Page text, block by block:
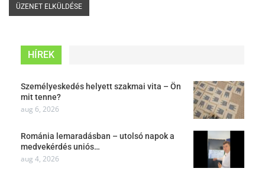
HÍREK
Személyeskedés helyett szakmai vita – Ön
mit tenne?
aug 6, 2026
Románia lemaradásban – utolsó napok a
medvekérdés uniós…
aug 4, 2026